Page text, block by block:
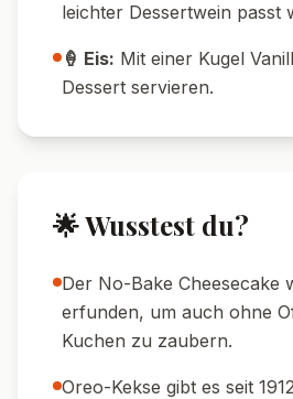
leichter Dessertwein passt
🍦 Eis: Mit einer Kugel
Dessert servieren.
🌟 Wusstest du?
Der No-Bake Cheesecake
erfunden, um auch ohne
Kuchen zu zaubern.
Oreo-Kekse gibt es seit